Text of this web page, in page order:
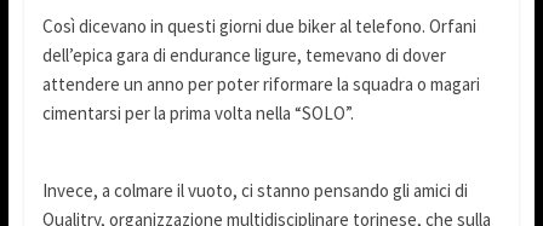
Così dicevano in questi giorni due biker al telefono. Orfani
dell’epica gara di endurance ligure, temevano di dover
attendere un anno per poter riformare la squadra o magari
cimentarsi per la prima volta nella “SOLO”.
Invece, a colmare il vuoto, ci stanno pensando gli amici di
Qualitry, organizzazione multidisciplinare torinese, che sulla